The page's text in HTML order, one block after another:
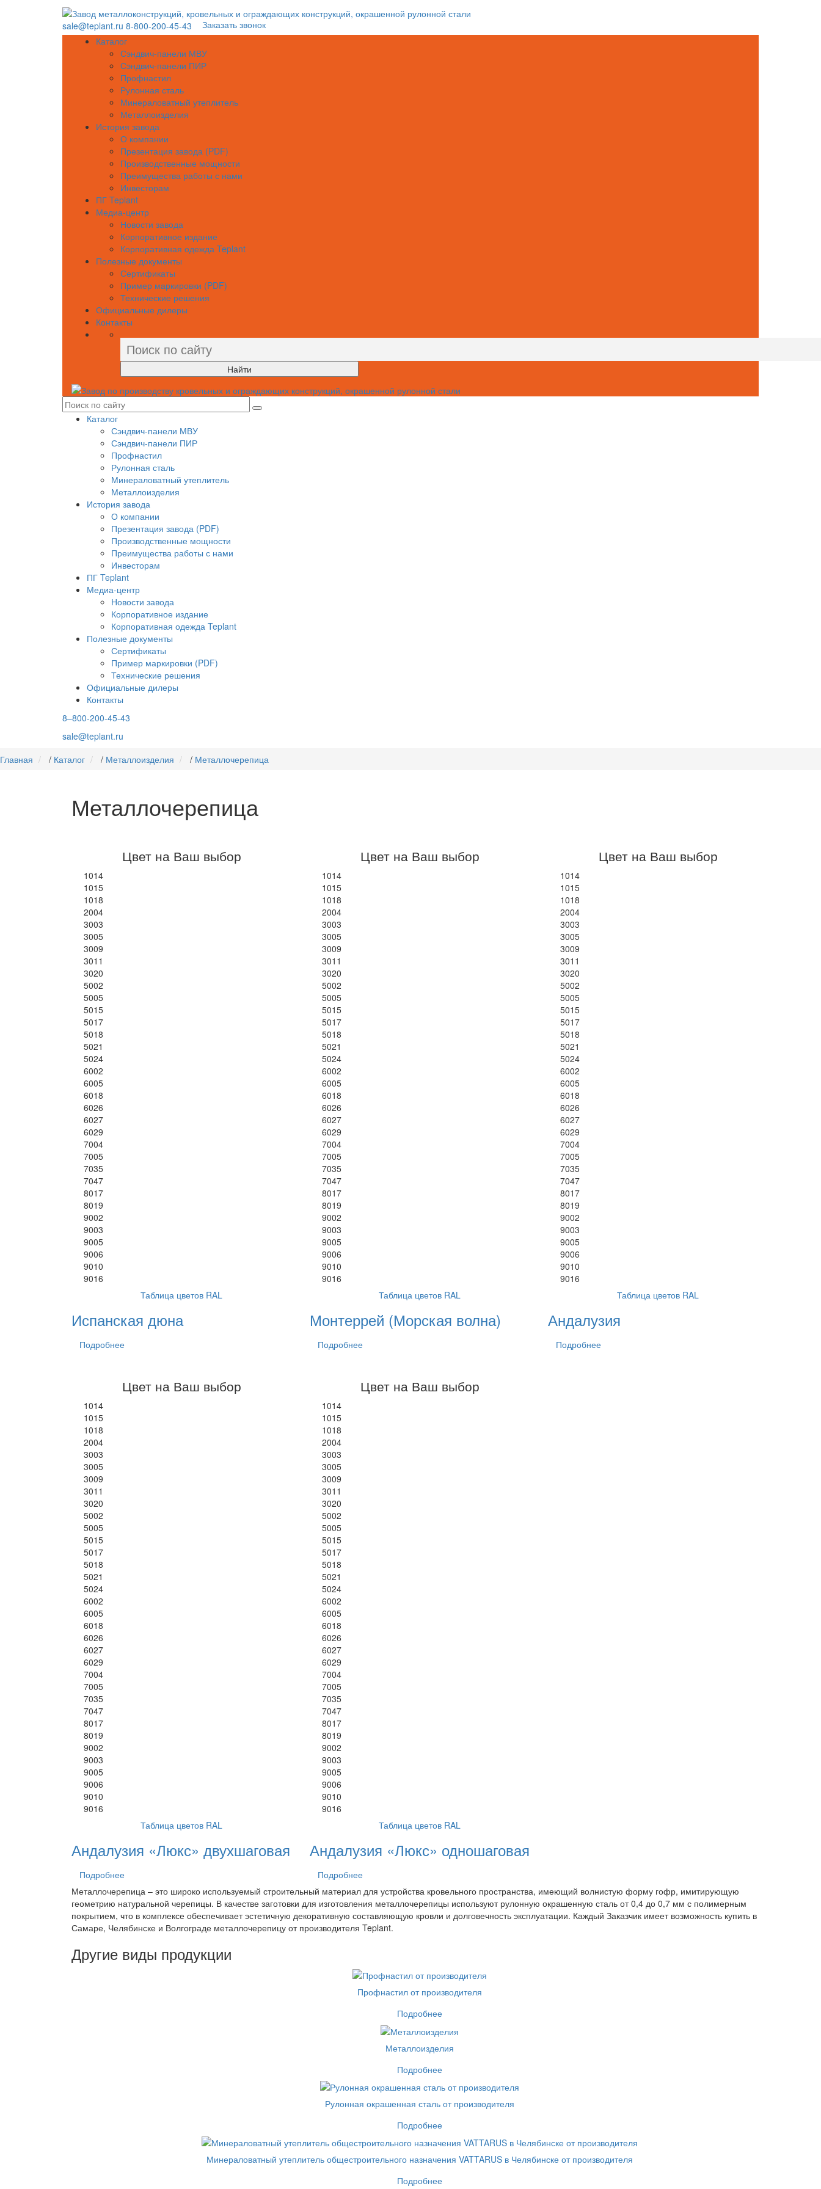
sale@teplant.ru 8-800-200-45-43
Заказать звонок
Каталог
Сэндвич-панели МВУ
Сэндвич-панели ПИР
Профнастил
Рулонная сталь
Минераловатный утеплитель
Металлоизделия
История завода
О компании
Презентация завода (PDF)
Производственные мощности
Преимущества работы с нами
Инвесторам
ПГ Teplant
Медиа-центр
Новости завода
Корпоративное издание
Корпоративная одежда Teplant
Полезные документы
Сертификаты
Пример маркировки (PDF)
Технические решения
Официальные дилеры
Контакты
Найти
Каталог
Сэндвич-панели МВУ
Сэндвич-панели ПИР
Профнастил
Рулонная сталь
Минераловатный утеплитель
Металлоизделия
История завода
О компании
Презентация завода (PDF)
Производственные мощности
Преимущества работы с нами
Инвесторам
ПГ Teplant
Медиа-центр
Новости завода
Корпоративное издание
Корпоративная одежда Teplant
Полезные документы
Сертификаты
Пример маркировки (PDF)
Технические решения
Официальные дилеры
Контакты
8–800-200-45-43
sale@teplant.ru
Главная
/ Каталог / Металлоизделия / Металлочерепица
Металлочерепица
Цвет на Ваш выбор
1014
1015
1018
2004
3003
3005
3009
3011
3020
5002
5005
5015
5017
5018
5021
5024
6002
6005
6018
6026
6027
6029
7004
7005
7035
7047
8017
8019
9002
9003
9005
9006
9010
9016
Таблица цветов RAL
Испанская дюна
Подробнее
Цвет на Ваш выбор
1014
1015
1018
2004
3003
3005
3009
3011
3020
5002
5005
5015
5017
5018
5021
5024
6002
6005
6018
6026
6027
6029
7004
7005
7035
7047
8017
8019
9002
9003
9005
9006
9010
9016
Таблица цветов RAL
Монтеррей (Морская волна)
Подробнее
Цвет на Ваш выбор
1014
1015
1018
2004
3003
3005
3009
3011
3020
5002
5005
5015
5017
5018
5021
5024
6002
6005
6018
6026
6027
6029
7004
7005
7035
7047
8017
8019
9002
9003
9005
9006
9010
9016
Таблица цветов RAL
Андалузия
Подробнее
Цвет на Ваш выбор
1014
1015
1018
2004
3003
3005
3009
3011
3020
5002
5005
5015
5017
5018
5021
5024
6002
6005
6018
6026
6027
6029
7004
7005
7035
7047
8017
8019
9002
9003
9005
9006
9010
9016
Таблица цветов RAL
Андалузия «Люкс» двухшаговая
Подробнее
Цвет на Ваш выбор
1014
1015
1018
2004
3003
3005
3009
3011
3020
5002
5005
5015
5017
5018
5021
5024
6002
6005
6018
6026
6027
6029
7004
7005
7035
7047
8017
8019
9002
9003
9005
9006
9010
9016
Таблица цветов RAL
Андалузия «Люкс» одношаговая
Подробнее
Металлочерепица – это широко используемый строительный материал для устройства кровельного пространства, имеющий волнистую форму гофр, имитирующую
геометрию натуральной черепицы. В качестве заготовки для изготовления металлочерепицы используют рулонную окрашенную сталь от 0,4 до 0,7 мм с полимерным
покрытием, что в комплексе обеспечивает эстетичную декоративную составляющую кровли и долговечность эксплуатации. Каждый Заказчик имеет возможность купить в
Самаре, Челябинске и Волгограде металлочерепицу от производителя Teplant.
Другие виды продукции
Профнастил от производителя
Подробнее
Металлоизделия
Подробнее
Рулонная окрашенная сталь от производителя
Подробнее
Минераловатный утеплитель общестроительного назначения VATTARUS в Челябинске от производителя
Подробнее